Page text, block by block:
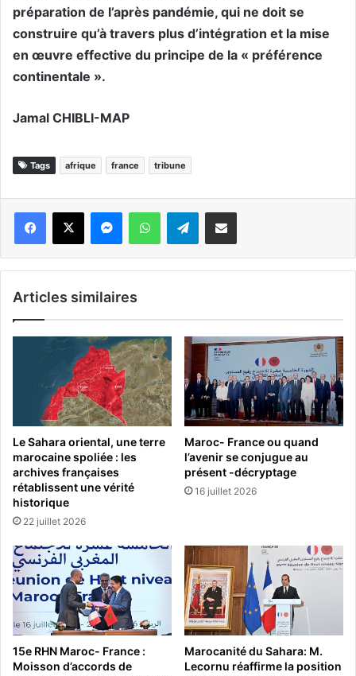
préparation de l’après pandémie, qui ne doit se
construire qu’à travers plus d’intégration et la mise
en œuvre effective du principe de la « préférence
continentale ».
Jamal CHIBLI-MAP
Tags afrique france tribune
WhatsApp Telegram
Articles similaires
Le Sahara oriental, une terre
marocaine spoliée : les
archives françaises
rétablissent une vérité
historique
22 juillet 2026
Maroc- France ou quand
l’avenir se conjugue au
présent -décryptage
16 juillet 2026
15e RHN Maroc- France :
Moisson d’accords de
Marocanité du Sahara: M.
Lecornu réaffirme la position